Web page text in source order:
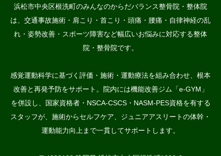
浜松市中央区根洗町のみんなのからだバランス整骨院・整体院
は、交通事故施術・肩こり・首こり・頭痛・腰痛・自律神経の乱
れ・姿勢改善・スポーツ障害など幅広いお悩みに対応する整体
院・整骨院です。
感覚運動科学に基づく評価・施術・運動療法を組み合わせ、根本
改善と再発予防をサポート。院内には機能改善ジム「e-GYM」
を併設し、国家資格者・NSCA-CSCS・NASM-PES資格を有する
スタッフが、施術からセルフケア、ジュニアアスリートの体幹・
運動能力向上まで一貫してサポートします。